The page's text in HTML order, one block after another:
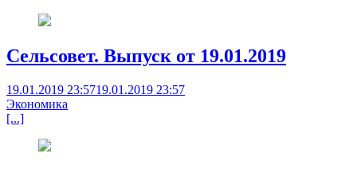
Сельсовет. Выпуск от 19.01.2019
19.01.2019 23:5719.01.2019 23:57
Экономика
[...]